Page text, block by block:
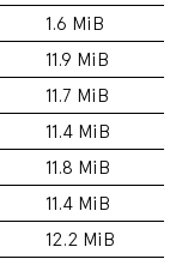
1.6 MiB
11.9 MiB
11.7 MiB
11.4 MiB
11.8 MiB
11.4 MiB
12.2 MiB